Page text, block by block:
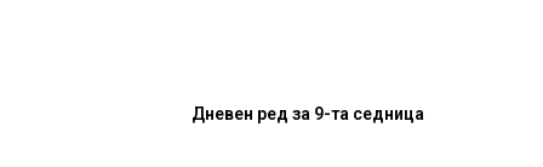
Дневен ред за 9-та седница